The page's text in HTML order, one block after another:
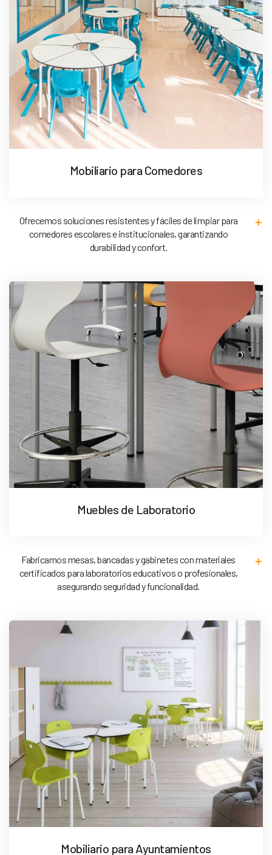
Mobiliario para Comedores
Ofrecemos soluciones resistentes y fáciles de limpiar para
comedores escolares e institucionales, garantizando
durabilidad y confort.
Muebles de Laboratorio
Fabricamos mesas, bancadas y gabinetes con materiales
certificados para laboratorios educativos o profesionales,
asegurando seguridad y funcionalidad.
Mobiliario para Ayuntamientos